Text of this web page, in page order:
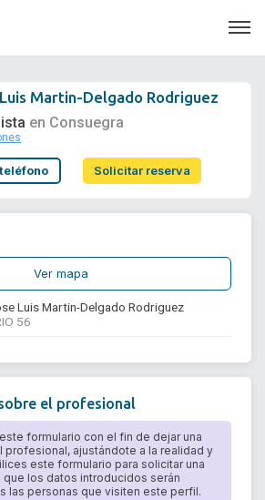
Soporte
Martin-Delgado Rodriguez
en Consuegra
Solicitar reserva
Ver mapa
Luis Martin-Delgado Rodriguez
56
el profesional
formulario con el fin de dejar una
profesional, ajustándote a la realidad y
este formulario para solicitar una
que los datos introducidos serán
las personas que visiten este perfil.